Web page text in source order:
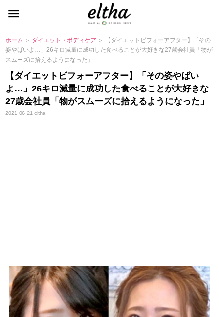
ホーム ＞ ダイエット・ボディケア ＞ 【ダイエットビフォーアフター】「その
姿やばいよ…」26キロ減量に成功した食べることが大好きな27歳会社員「物が
スムーズに拾えるようになった」
【ダイエットビフォーアフター】「その姿やばい
よ…」26キロ減量に成功した食べることが大好きな
27歳会社員「物がスムーズに拾えるようになった」
2021-06-21eltha